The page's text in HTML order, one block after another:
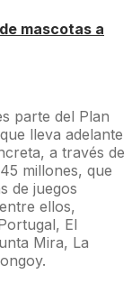
mascotas a
parte del Plan
lleva adelante
a través de
millones, que
de juegos
ellos,
El
Mira, La